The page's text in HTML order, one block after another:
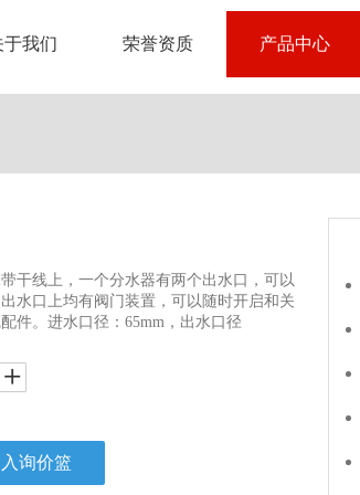
于我们 荣誉资质 产品中心
干线上，一个分水器有两个出水口，可以
水口上均有阀门装置，可以随时开启和关
件。进水口径：65mm，出水口径
询价篮